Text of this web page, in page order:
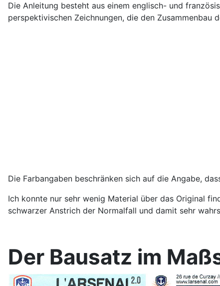
Die Anleitung besteht aus einem englisch- und
perspektivischen Zeichnungen, die den Zusammenbau
Die Farbangaben beschränken sich auf die Angabe,
Ich konnte nur sehr wenig Material über das Original
schwarzer Anstrich der Normalfall und damit sehr
Der Bausatz im